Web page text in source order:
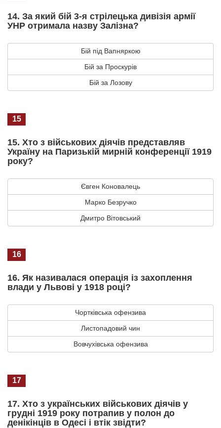
14. За який бій 3-я стрілецька дивізія армії
УНР отримала назву Залізна?
Бій під Вапняркою
Бій за Проскурів
Бій за Лозову
15
15. Хто з військових діячів представляв
Україну на Паризькій мирній конференції 1919
року?
Євген Коновалець
Марко Безручко
Дмитро Вітовський
16
16. Як називалася операція із захоплення
влади у Львові у 1918 році?
Чортківська офензива
Листопадовий чин
Вовчухівська офензива
17
17. Хто з українських військових діячів у
грудні 1919 року потрапив у полон до
денікінців в Одесі і втік звідти?